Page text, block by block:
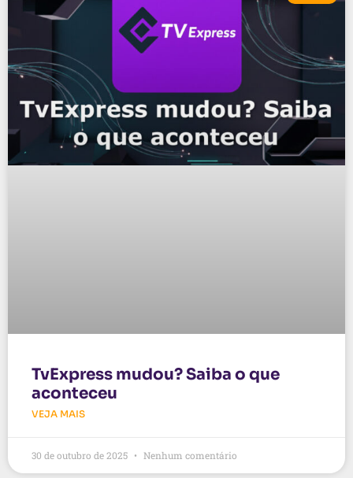
TvExpress mudou? Saiba o que
aconteceu
VEJA MAIS
30 de outubro de 2025 Nenhum comentário